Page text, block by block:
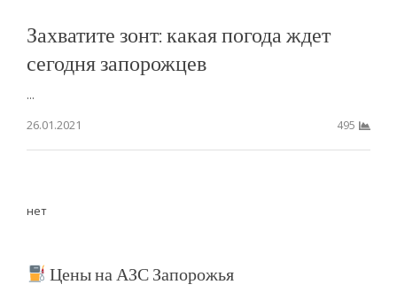
Захватите зонт: какая погода ждет
сегодня запорожцев
...
26.01.2021
495
нет
Цены на АЗС Запорожья